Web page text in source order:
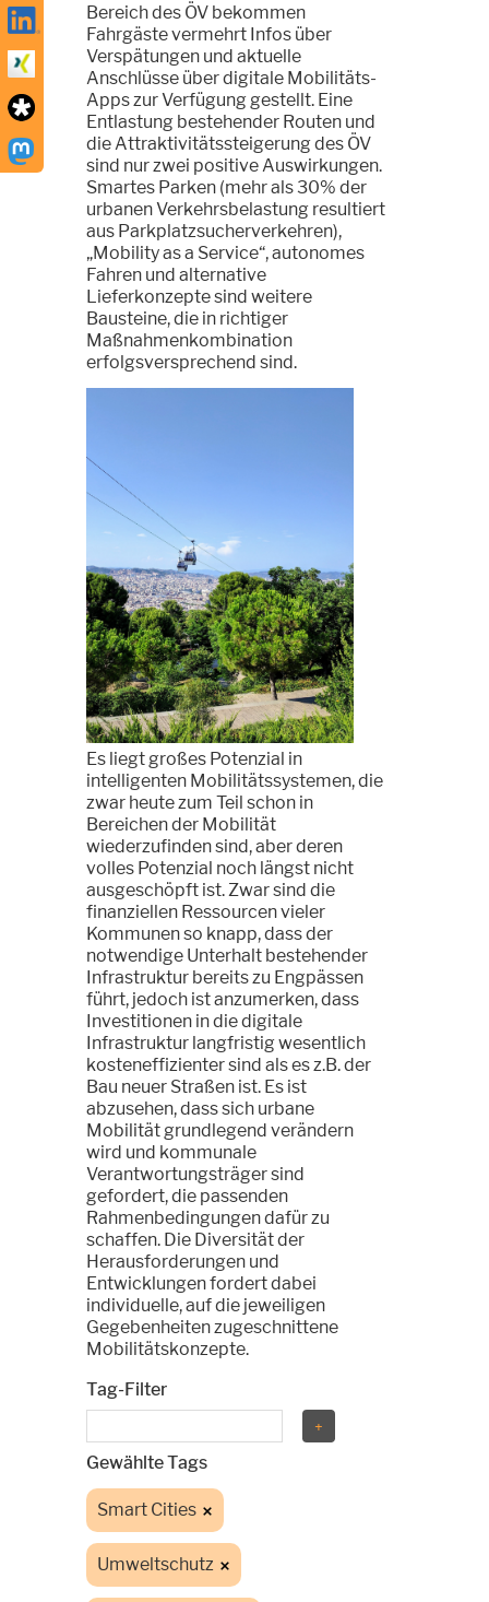
Bereich des ÖV bekommen
Fahrgäste vermehrt Infos über
Verspätungen und aktuelle
Anschlüsse über digitale Mobilitäts-
Apps zur Verfügung gestellt. Eine
Entlastung bestehender Routen und
die Attraktivitätssteigerung des ÖV
sind nur zwei positive Auswirkungen.
Smartes Parken (mehr als 30% der
urbanen Verkehrsbelastung resultiert
aus Parkplatzsucherverkehren),
„Mobility as a Service“, autonomes
Fahren und alternative
Lieferkonzepte sind weitere
Bausteine, die in richtiger
Maßnahmenkombination
erfolgsversprechend sind.
Es liegt großes Potenzial in
intelligenten Mobilitätssystemen, die
zwar heute zum Teil schon in
Bereichen der Mobilität
wiederzufinden sind, aber deren
volles Potenzial noch längst nicht
ausgeschöpft ist. Zwar sind die
finanziellen Ressourcen vieler
Kommunen so knapp, dass der
notwendige Unterhalt bestehender
Infrastruktur bereits zu Engpässen
führt, jedoch ist anzumerken, dass
Investitionen in die digitale
Infrastruktur langfristig wesentlich
kosteneffizienter sind als es z.B. der
Bau neuer Straßen ist. Es ist
abzusehen, dass sich urbane
Mobilität grundlegend verändern
wird und kommunale
Verantwortungsträger sind
gefordert, die passenden
Rahmenbedingungen dafür zu
schaffen. Die Diversität der
Herausforderungen und
Entwicklungen fordert dabei
individuelle, auf die jeweiligen
Gegebenheiten zugeschnittene
Mobilitätskonzepte.
Tag-Filter
Gewählte Tags
Smart Cities
Umweltschutz